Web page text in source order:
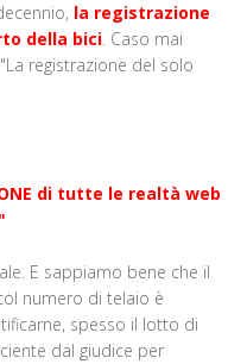
la registrazione
della bici. Caso mai
registrazione del solo
di tutte le realtà web
E sappiamo bene che il
numero di telaio è
spesso il lotto di
dal giudice per